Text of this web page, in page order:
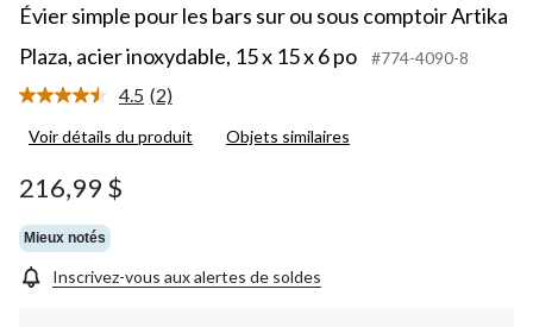
Évier simple pour les bars sur ou sous comptoir Artika
Plaza, acier inoxydable, 15 x 15 x 6 po
#774-4090-8
4.5 Lire
2
(2)
Voir détails du produit Objets similaires
216,99 $
Mieux notés
Inscrivez-vous aux alertes de soldes